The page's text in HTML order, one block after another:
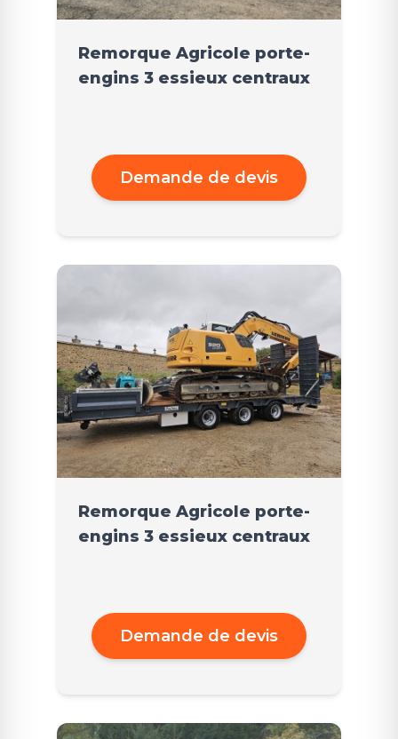
Remorque Agricole porte-
engins 3 essieux centraux
Demande de devis
Remorque Agricole porte-
engins 3 essieux centraux
Demande de devis